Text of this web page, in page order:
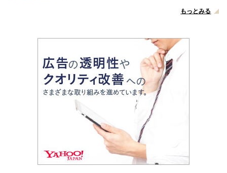
もっとみる